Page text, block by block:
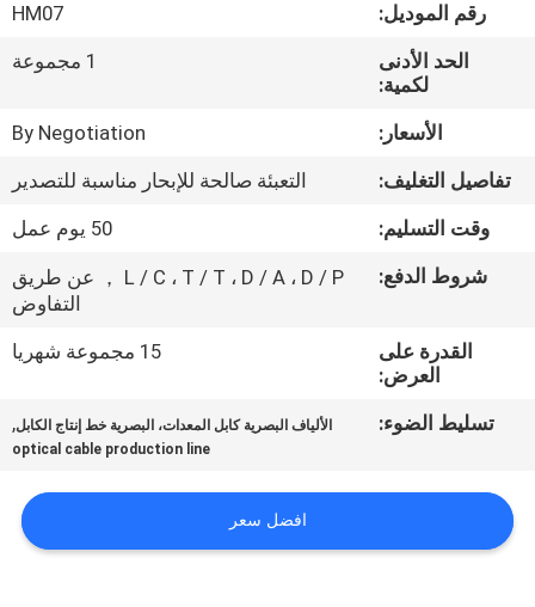
المعمل
مراقبة
الجودة
اتصل
أخبار
اطلب
خريطة
رقم الموديل:
HM07
الحد الأدنى
لكمية:
1 مجموعة
الأسعار:
By Negotiation
تفاصيل التغليف:
التعبئة صالحة للإبحار مناسبة للتصدير
وقت التسليم:
50 يوم عمل
شروط الدفع:
L / C ، T / T ، D / A ، D / P ， عن طريق
التفاوض
القدرة على
العرض:
15 مجموعة شهريا
تسليط الضوء: الألياف البصرية كابل المعدات، البصرية خط إنتاج الكابل,
optical cable production line
افضل سعر